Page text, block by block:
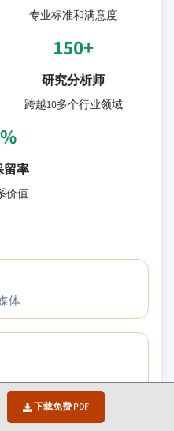
下载免费 PDF
专业标准和满意度
150+
研究分析师
跨越10多个行业领域
留率
价值
体